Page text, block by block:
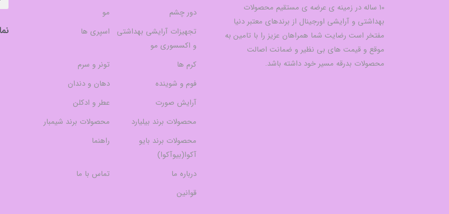
10 ساله در زمینه ی عرضه ی مستقیم محصولات
بهداشتی و آرایشی اورجینال از برندهای معتبر دنیا
مفتخر است رضایت شما همراهان عزیز را با تامین به
موقع و قیمت های بی نظیر و ضمانت اصالت
محصولات بدرقه مسیر خود داشته باشد.
دور چشم
مو
تجهیزات آرایشی بهداشتی
و اکسسوری مو
اسپری ها
کرم ها
تونر و سرم
فوم و شوینده
دهان و دندان
آرایش صورت
عطر و ادکلن
محصولات برند بیلیارد
محصولات برند شیمبار
محصولات برند بایو
آکوا(بیوآکوا)
راهنما
درباره ما
تماس با ما
قوانین